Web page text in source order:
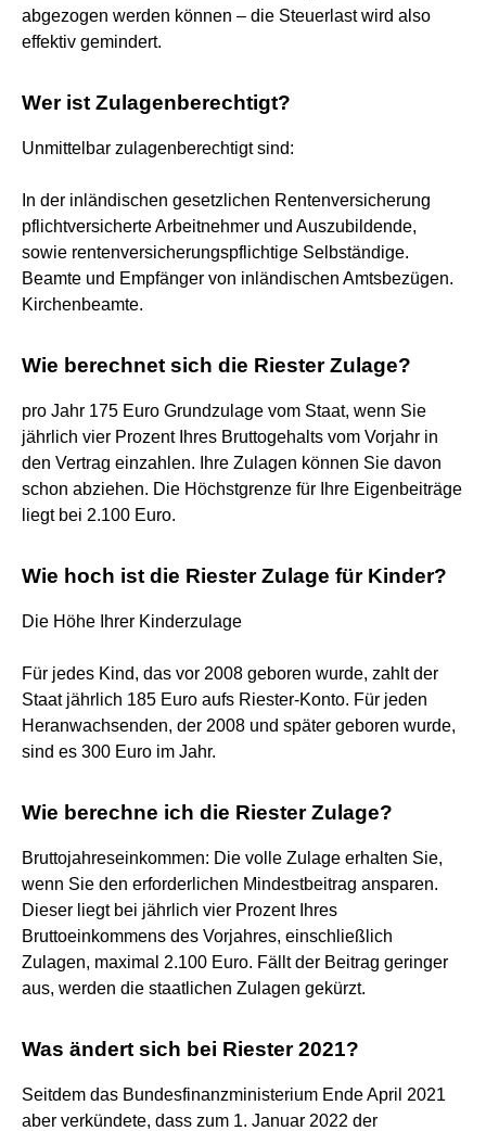
abgezogen werden können – die Steuerlast wird also
effektiv gemindert.
Wer ist Zulagenberechtigt?
Unmittelbar zulagenberechtigt sind:
In der inländischen gesetzlichen Rentenversicherung
pflichtversicherte Arbeitnehmer und Auszubildende,
sowie rentenversicherungspflichtige Selbständige.
Beamte und Empfänger von inländischen Amtsbezügen.
Kirchenbeamte.
Wie berechnet sich die Riester Zulage?
pro Jahr 175 Euro Grundzulage vom Staat, wenn Sie
jährlich vier Prozent Ihres Bruttogehalts vom Vorjahr in
den Vertrag einzahlen. Ihre Zulagen können Sie davon
schon abziehen. Die Höchstgrenze für Ihre Eigenbeiträge
liegt bei 2.100 Euro.
Wie hoch ist die Riester Zulage für Kinder?
Die Höhe Ihrer Kinderzulage
Für jedes Kind, das vor 2008 geboren wurde, zahlt der
Staat jährlich 185 Euro aufs Riester-Konto. Für jeden
Heranwachsenden, der 2008 und später geboren wurde,
sind es 300 Euro im Jahr.
Wie berechne ich die Riester Zulage?
Bruttojahreseinkommen: Die volle Zulage erhalten Sie,
wenn Sie den erforderlichen Mindestbeitrag ansparen.
Dieser liegt bei jährlich vier Prozent Ihres
Bruttoeinkommens des Vorjahres, einschließlich
Zulagen, maximal 2.100 Euro. Fällt der Beitrag geringer
aus, werden die staatlichen Zulagen gekürzt.
Was ändert sich bei Riester 2021?
Seitdem das Bundesfinanzministerium Ende April 2021
aber verkündete, dass zum 1. Januar 2022 der